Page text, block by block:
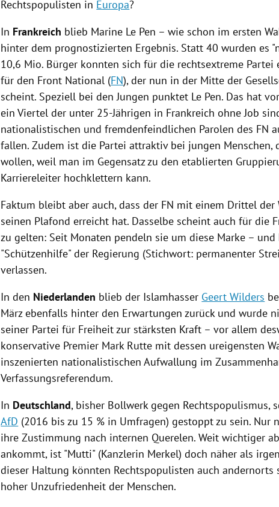
Rechtspopulisten in Europa?
In Frankreich blieb Marine Le Pen – wie schon im ersten
hinter dem prognostizierten Ergebnis. Statt 40 wurden es
10,6 Mio. Bürger konnten sich für die rechtsextreme Partei
für den Front National (FN), der nun in der Mitte der
scheint. Speziell bei den Jungen punktet Le Pen. Das hat
ein Viertel der unter 25-Jährigen in Frankreich ohne Job
nationalistischen und fremdenfeindlichen Parolen des FN
fallen. Zudem ist die Partei attraktiv bei jungen
wollen, weil man im Gegensatz zu den etablierten
Karriereleiter hochklettern kann.
Faktum bleibt aber auch, dass der FN mit einem Drittel der
seinen Plafond erreicht hat. Dasselbe scheint auch für die
zu gelten: Seit Monaten pendeln sie um diese Marke –
"Schützenhilfe" der Regierung (Stichwort: permanenter
verlassen.
In den Niederlanden blieb der Islamhasser Geert Wilders
März ebenfalls hinter den Erwartungen zurück und wurde
seiner Partei für Freiheit zur stärksten Kraft – vor allem
konservative Premier Mark Rutte mit dessen ureigensten
inszenierten nationalistischen Aufwallung im
Verfassungsreferendum.
In Deutschland, bisher Bollwerk gegen Rechtspopulismus,
AfD (2016 bis zu 15 % in Umfragen) gestoppt zu sein. Nur
ihre Zustimmung nach internen Querelen. Weit wichtiger
ankommt, ist "Mutti" (Kanzlerin Merkel) doch näher als
dieser Haltung könnten Rechtspopulisten auch
hoher Unzufriedenheit der Menschen.